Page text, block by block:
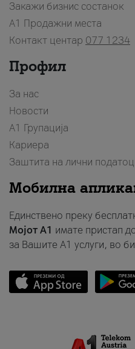
Закажи бизнис состанок
A1 Продажни места
Контакт центар 077 1234
Профил
За нас
Новости
А1 Групација
Кариера
Заштита на лични
Мобилна
Единствено преку
Мојот A1 имате пристап
за Вашите A1 услуги, во